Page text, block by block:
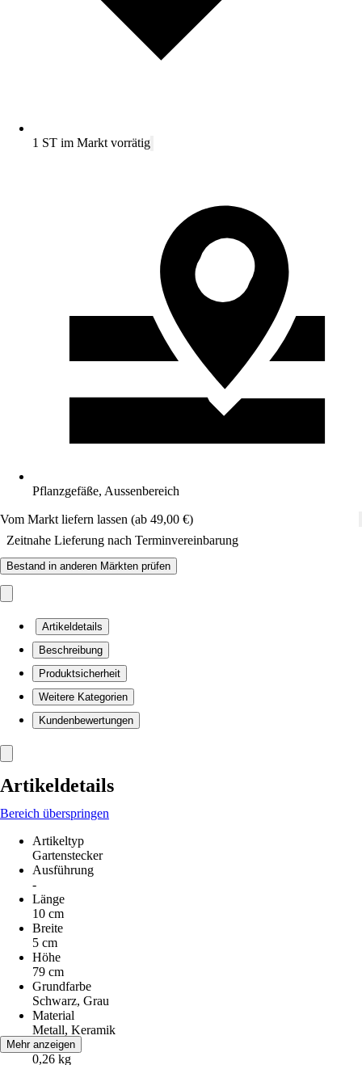
1 ST im Markt vorrätig
Pflanzgefäße, Aussenbereich
Vom Markt liefern lassen (ab 49,00 €)
Zeitnahe Lieferung nach Terminvereinbarung
Bestand in anderen Märkten prüfen
Artikeldetails
Beschreibung
Produktsicherheit
Weitere Kategorien
Kundenbewertungen
Artikeldetails
Bereich überspringen
Artikeltyp
Gartenstecker
Ausführung
-
Länge
10 cm
Breite
5 cm
Höhe
79 cm
Grundfarbe
Schwarz, Grau
Material
Metall, Keramik
Gewicht
0,26 kg
Mehr anzeigen